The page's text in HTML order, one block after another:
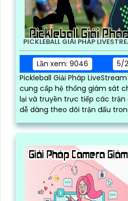
PICKLEBALL GIẢI PHÁP
Lần xem: 9046
Pickleball Giải Pháp
cung cấp hệ thống giám sát